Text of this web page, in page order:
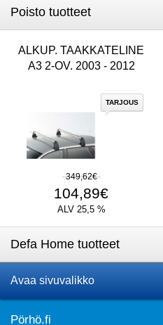
Poisto tuotteet
ALKUP. TAAKKATELINE
A3 2-OV. 2003 - 2012
TARJOUS
349,62€
104,89€
ALV 25,5 %
Defa Home tuotteet
Avaa sivuvalikko
Pörhö.fi